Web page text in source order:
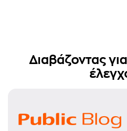
Διαβάζοντας